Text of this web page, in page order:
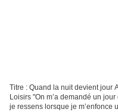
Titre : Quand la nuit devient jour
Loisirs "On m’a demandé un
je ressens lorsque je m’enfonce